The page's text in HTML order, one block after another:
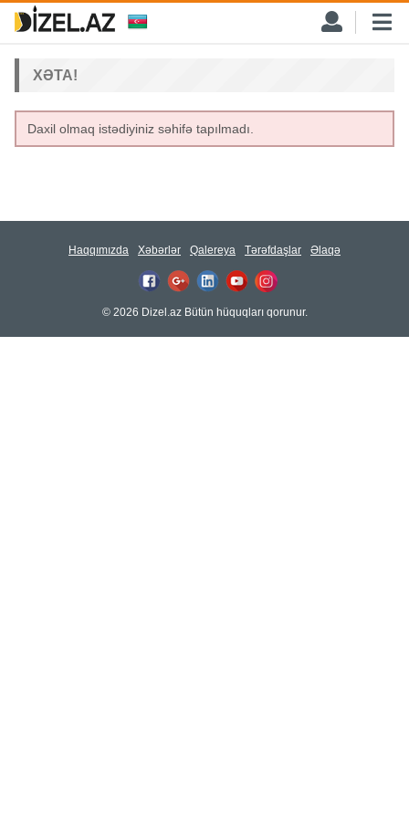
XƏTA!
Daxil olmaq istədiyiniz səhifə tapılmadı.
Haqqımızda Xəbərlər Qalereya Tərəfdaşlar Əlaqə
© 2026 Dizel.az Bütün hüquqları qorunur.